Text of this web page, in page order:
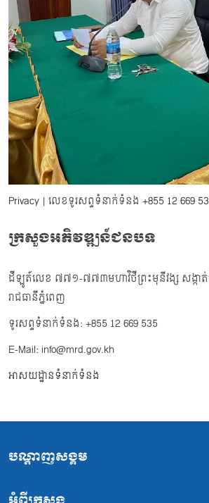
Privacy | លេខទូរសព្ទទំនាក់ទំនង +855 12 669
ក្រសួងអភិវឌ្ឍន៍ជនបទ
ដីឡូត៍លេខ ៧៧១-៧៧៣មហាវិថីព្រះមុនីវង្ស សង្កាត់
រាជធានីភ្នំពេញ
ទូរសព្ទទំនាក់ទំនង: +855 12 669 535
E-Mail: info@mrd.gov.kh
អាសយដ្ឋានទំនាក់ទំនង
បណ្ដាញសង្គម